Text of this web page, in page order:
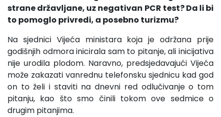
strane državljane, uz negativan PCR test? Da li bi
to pomoglo privredi, a posebno turizmu?
Na sjednici Vijeća ministara koja je održana prije
godišnjih odmora inicirala sam to pitanje, ali inicijativa
nije urodila plodom. Naravno, predsjedavajući Vijeća
može zakazati vanrednu telefonsku sjednicu kad god
on to želi i staviti na dnevni red odlučivanje o tom
pitanju, kao što smo činili tokom ove sedmice o
drugim pitanjima.